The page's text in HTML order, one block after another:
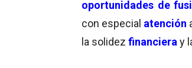
oportunidades de
con especial atención
la solidez financiera y